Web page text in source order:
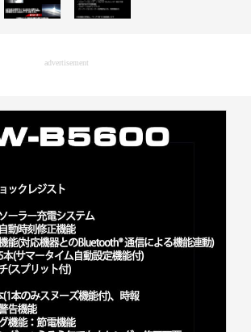
advertisement